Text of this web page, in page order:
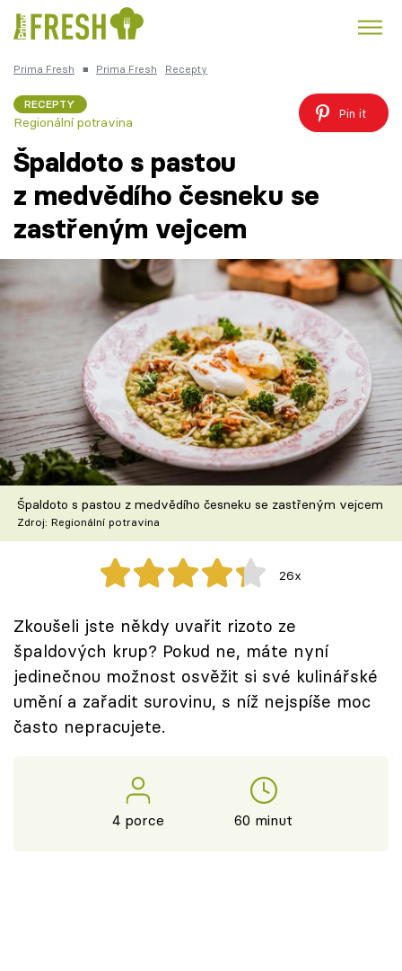
Česká kuchyně
Témata
Recepty
TV Program
Škola vaření
Recepty z TV
Speciál: Cuketa
Těhotnej kuchař
Přihlášení
Sledujte nás
Prima Fresh ■ Prima Fresh Recepty
RECEPTY
Regionální potravina
Pin it
Špaldoto s pastou
z medvědího česneku se
zastřeným vejcem
Špaldoto s pastou z medvědího česneku se zastřeným vejcem
Zdroj: Regionální potravina
26x
Zkoušeli jste někdy uvařit rizoto ze
špaldových krup? Pokud ne, máte nyní
jedinečnou možnost osvěžit si své kulinářské
umění a zařadit surovinu, s níž nejspíše moc
často nepracujete.
4 porce 60 minut